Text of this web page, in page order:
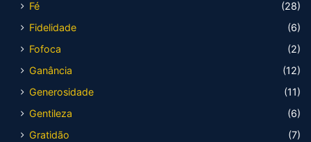
Fé
(28)
Fidelidade
(6)
Fofoca
(2)
Ganância
(12)
Generosidade
(11)
Gentileza
(6)
Gratidão
(7)